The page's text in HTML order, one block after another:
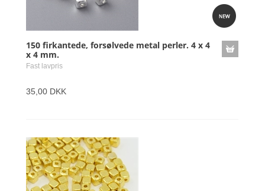
150 firkantede, forsølvede metal perler. 4 x 4
x 4 mm.
Fast lavpris
35,00 DKK